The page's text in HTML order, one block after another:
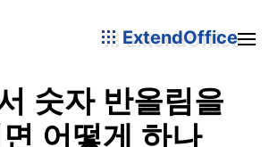
ExtendOffice
숫자 반올림을
어떻게 하나